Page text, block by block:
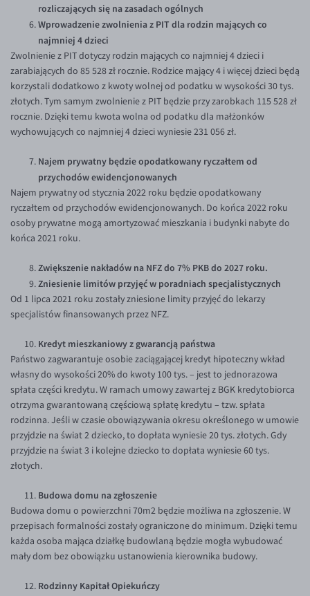
rozliczających się na zasadach ogólnych
Wprowadzenie zwolnienia z PIT dla rodzin mających co
najmniej 4 dzieci
Zwolnienie z PIT dotyczy rodzin mających co najmniej 4 dzieci i
zarabiających do 85 528 zł rocznie. Rodzice mający 4 i więcej dzieci będą
korzystali dodatkowo z kwoty wolnej od podatku w wysokości 30 tys.
złotych. Tym samym zwolnienie z PIT będzie przy zarobkach 115 528 zł
rocznie. Dzięki temu kwota wolna od podatku dla małżonków
wychowujących co najmniej 4 dzieci wyniesie 231 056 zł.
Najem prywatny będzie opodatkowany ryczałtem od
przychodów ewidencjonowanych
Najem prywatny od stycznia 2022 roku będzie opodatkowany
ryczałtem od przychodów ewidencjonowanych. Do końca 2022 roku
osoby prywatne mogą amortyzować mieszkania i budynki nabyte do
końca 2021 roku.
Zwiększenie nakładów na NFZ do 7% PKB do 2027 roku.
Zniesienie limitów przyjęć w poradniach specjalistycznych
Od 1 lipca 2021 roku zostały zniesione limity przyjęć do lekarzy
specjalistów finansowanych przez NFZ.
Kredyt mieszkaniowy z gwarancją państwa
Państwo zagwarantuje osobie zaciągającej kredyt hipoteczny wkład
własny do wysokości 20% do kwoty 100 tys. – jest to jednorazowa
spłata części kredytu. W ramach umowy zawartej z BGK kredytobiorca
otrzyma gwarantowaną częściową spłatę kredytu – tzw. spłata
rodzinna. Jeśli w czasie obowiązywania okresu określonego w umowie
przyjdzie na świat 2 dziecko, to dopłata wyniesie 20 tys. złotych. Gdy
przyjdzie na świat 3 i kolejne dziecko to dopłata wyniesie 60 tys.
złotych.
Budowa domu na zgłoszenie
Budowa domu o powierzchni 70m2 będzie możliwa na zgłoszenie. W
przepisach formalności zostały ograniczone do minimum. Dzięki temu
każda osoba mająca działkę budowlaną będzie mogła wybudować
mały dom bez obowiązku ustanowienia kierownika budowy.
Rodzinny Kapitał Opiekuńczy